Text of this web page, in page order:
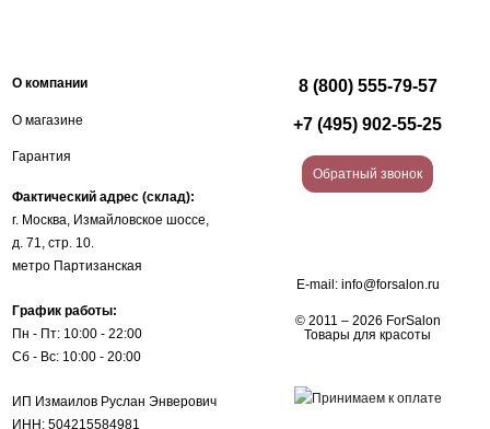
О компании
О магазине
Гарантия
Фактический адрес (склад):
г. Москва, Измайловское шоссе,
д. 71, стр. 10.
метро Партизанская
График работы:
Пн - Пт: 10:00 - 22:00
Сб - Вс: 10:00 - 20:00
ИП Измаилов Руслан Энверович
ИНН: 504215584981
8 (800) 555-79-57
+7 (495) 902-55-25
Обратный звонок
E-mail: info@forsalon.ru
© 2011 – 2026 ForSalon
Товары для красоты